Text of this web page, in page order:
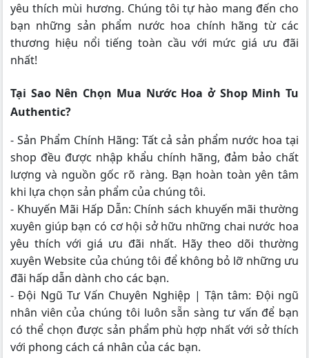
yêu thích mùi hương. Chúng tôi tự hào mang đến cho
bạn những sản phẩm nước hoa chính hãng từ các
thương hiệu nổi tiếng toàn cầu với mức giá ưu đãi
nhất!
Tại Sao Nên Chọn Mua Nước Hoa ở Shop Minh Tu
Authentic?
- Sản Phẩm Chính Hãng: Tất cả sản phẩm nước hoa tại
shop đều được nhập khẩu chính hãng, đảm bảo chất
lượng và nguồn gốc rõ ràng. Bạn hoàn toàn yên tâm
khi lựa chọn sản phẩm của chúng tôi.
- Khuyến Mãi Hấp Dẫn: Chính sách khuyến mãi thường
xuyên giúp bạn có cơ hội sở hữu những chai nước hoa
yêu thích với giá ưu đãi nhất. Hãy theo dõi thường
xuyên Website của chúng tôi để không bỏ lỡ những ưu
đãi hấp dẫn dành cho các bạn.
- Đội Ngũ Tư Vấn Chuyên Nghiệp | Tận tâm: Đội ngũ
nhân viên của chúng tôi luôn sẵn sàng tư vấn để bạn
có thể chọn được sản phẩm phù hợp nhất với sở thích
với phong cách cá nhân của các bạn.